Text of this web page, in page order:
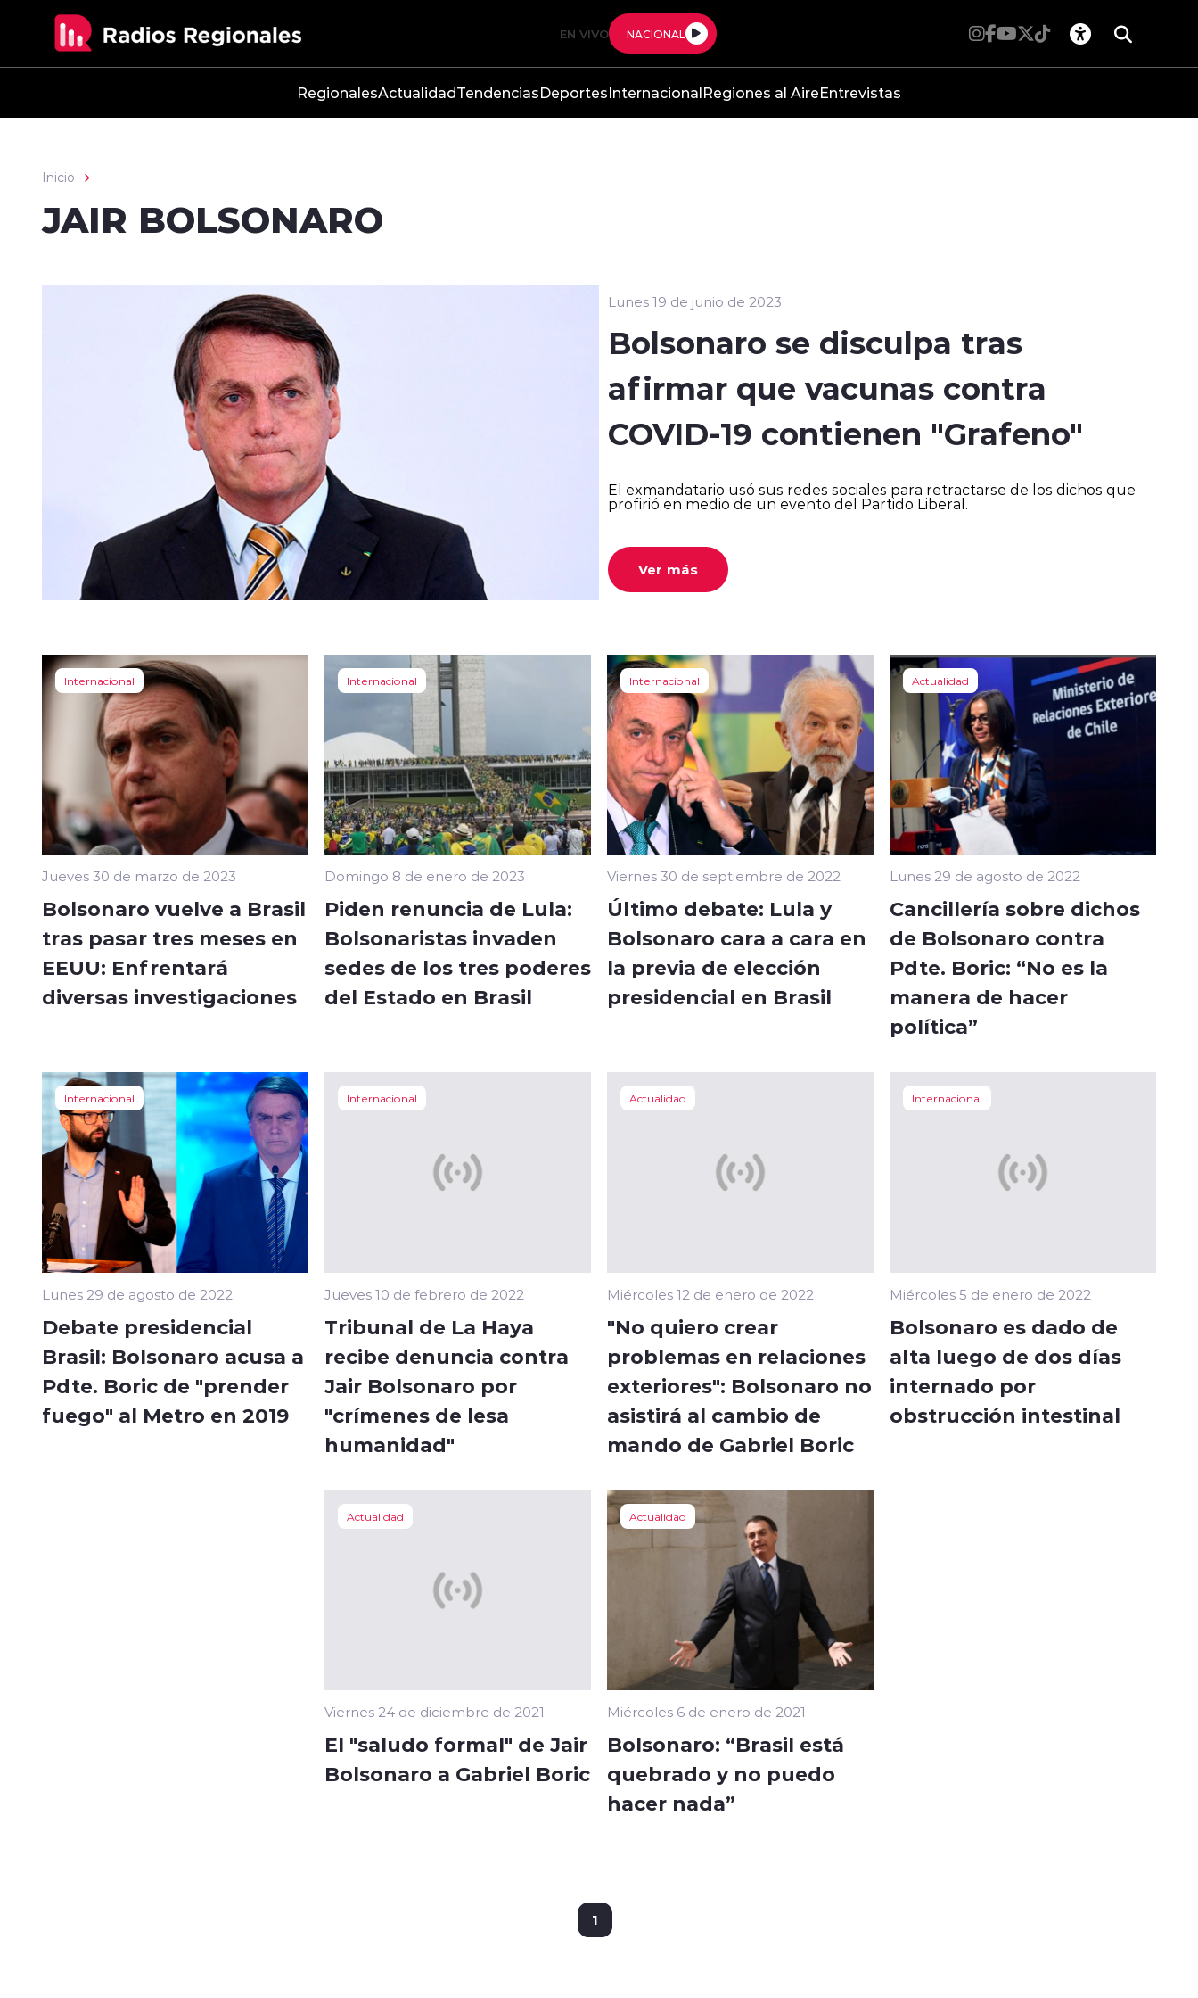
EN VIVO NACIONAL
RegionalesActualidadTendenciasDeportesInternacionalRegiones al AireEntrevistas
Inicio
JAIR BOLSONARO
Lunes 19 de junio de 2023
Bolsonaro se disculpa tras
afirmar que vacunas contra
COVID-19 contienen "Grafeno"
El exmandatario usó sus redes sociales para retractarse de los dichos que
profirió en medio de un evento del Partido Liberal.
Ver más
Internacional
Jueves 30 de marzo de 2023
Bolsonaro vuelve a Brasil
tras pasar tres meses en
EEUU: Enfrentará
diversas investigaciones
Internacional
Domingo 8 de enero de 2023
Piden renuncia de Lula:
Bolsonaristas invaden
sedes de los tres poderes
del Estado en Brasil
Internacional
Viernes 30 de septiembre de 2022
Último debate: Lula y
Bolsonaro cara a cara en
la previa de elección
presidencial en Brasil
Actualidad
Lunes 29 de agosto de 2022
Cancillería sobre dichos
de Bolsonaro contra
Pdte. Boric: “No es la
manera de hacer
política”
Internacional
Lunes 29 de agosto de 2022
Debate presidencial
Brasil: Bolsonaro acusa a
Pdte. Boric de "prender
fuego" al Metro en 2019
Internacional
Jueves 10 de febrero de 2022
Tribunal de La Haya
recibe denuncia contra
Jair Bolsonaro por
"crímenes de lesa
humanidad"
Actualidad
Miércoles 12 de enero de 2022
"No quiero crear
problemas en relaciones
exteriores": Bolsonaro no
asistirá al cambio de
mando de Gabriel Boric
Internacional
Miércoles 5 de enero de 2022
Bolsonaro es dado de
alta luego de dos días
internado por
obstrucción intestinal
Actualidad
Viernes 24 de diciembre de 2021
El "saludo formal" de Jair
Bolsonaro a Gabriel Boric
Actualidad
Miércoles 6 de enero de 2021
Bolsonaro: “Brasil está
quebrado y no puedo
hacer nada”
1